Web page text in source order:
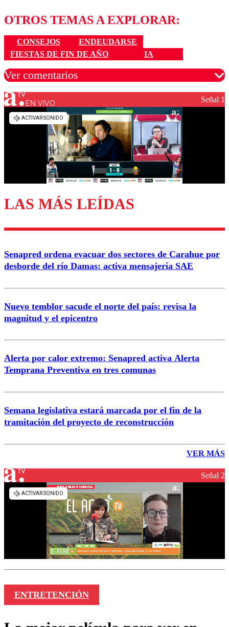
OTROS TEMAS A EXPLORAR:
CONSEJOS
ENDEUDARSE
FIESTAS DE FIN DE AÑO
IA
Ver comentarios
Los comentarios son moderados para garantizar un
diálogo respetuoso.
Enviar comentario
EN VIVO Señal 1
LAS MÁS LEÍDAS
Senapred ordena evacuar dos sectores de Carahue por
desborde del río Damas: activa mensajería SAE
Nuevo temblor sacude el norte del país: revisa la
magnitud y el epicentro
Alerta por calor extremo: Senapred activa Alerta
Temprana Preventiva en tres comunas
Semana legislativa estará marcada por el fin de la
tramitación del proyecto de reconstrucción
VER MÁS
Señal 2
ENTRETENCIÓN